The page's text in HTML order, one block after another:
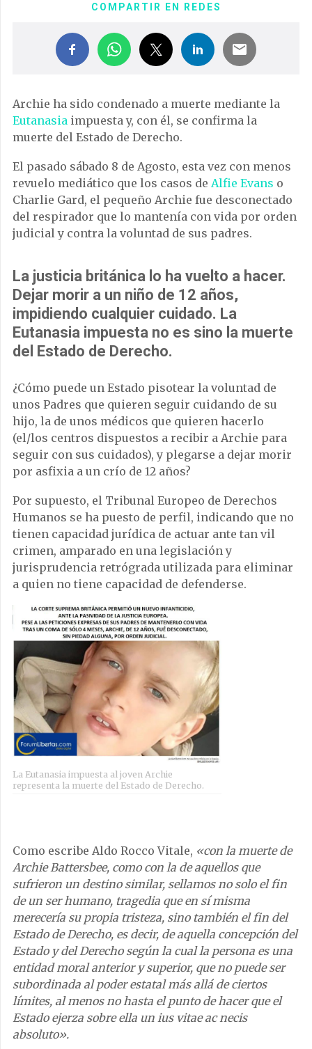
COMPARTIR EN REDES
Archie ha sido condenado a muerte mediante la
Eutanasia impuesta y, con él, se confirma la
muerte del Estado de Derecho.
El pasado sábado 8 de Agosto, esta vez con menos
revuelo mediático que los casos de Alfie Evans o
Charlie Gard, el pequeño Archie fue desconectado
del respirador que lo mantenía con vida por orden
judicial y contra la voluntad de sus padres.
La justicia británica lo ha vuelto a hacer.
Dejar morir a un niño de 12 años,
impidiendo cualquier cuidado. La
Eutanasia impuesta no es sino la muerte
del Estado de Derecho.
¿Cómo puede un Estado pisotear la voluntad de
unos Padres que quieren seguir cuidando de su
hijo, la de unos médicos que quieren hacerlo
(el/los centros dispuestos a recibir a Archie para
seguir con sus cuidados), y plegarse a dejar morir
por asfixia a un crío de 12 años?
Por supuesto, el Tribunal Europeo de Derechos
Humanos se ha puesto de perfil, indicando que no
tienen capacidad jurídica de actuar ante tan vil
crimen, amparado en una legislación y
jurisprudencia retrógrada utilizada para eliminar
a quien no tiene capacidad de defenderse.
La Eutanasia impuesta al joven Archie
representa la muerte del Estado de Derecho.
Como escribe Aldo Rocco Vitale, «con la muerte de
Archie Battersbee, como con la de aquellos que
sufrieron un destino similar, sellamos no solo el fin
de un ser humano, tragedia que en sí misma
merecería su propia tristeza, sino también el fin del
Estado de Derecho, es decir, de aquella concepción del
Estado y del Derecho según la cual la persona es una
entidad moral anterior y superior, que no puede ser
subordinada al poder estatal más allá de ciertos
límites, al menos no hasta el punto de hacer que el
Estado ejerza sobre ella un ius vitae ac necis
absoluto».